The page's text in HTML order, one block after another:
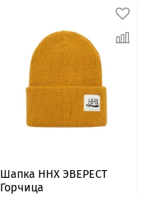
Шапка ННХ ЭВЕРЕСТ
Горчица